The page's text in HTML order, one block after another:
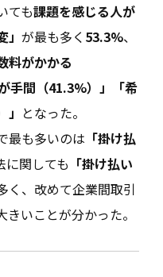
ても課題を感じる人が
が最も多く 53.3%、
料がかかる
手間（41.3%）」「希
となった。
最も多いのは 「掛け払
に関しても 「掛け払い
く、改めて企業間取引
いことが分かった。